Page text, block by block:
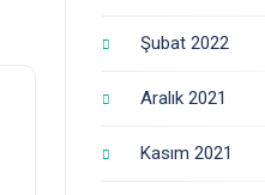
Şubat 2022
Aralık 2021
Kasım 2021